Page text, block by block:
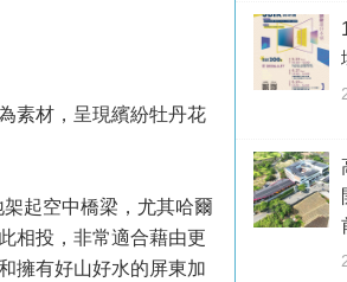
素材，呈現繽紛牡丹花
起空中橋梁，尤其哈爾
相投，非常適合藉由更
擁有好山好水的屏東加